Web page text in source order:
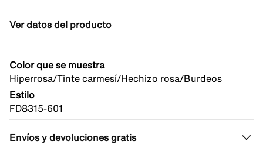
Ver datos del producto
Color que se muestra
Hiperrosa/Tinte carmesí/Hechizo rosa/Burdeos
Estilo
FD8315-601
Envíos y devoluciones gratis